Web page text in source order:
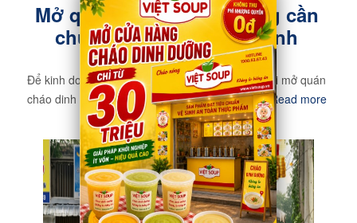
Mở quán cháo dinh dưỡng cần
chuẩn bị những gì để kinh
doanh hiệu quả?
Để kinh doanh hiệu quả, thu hồi vốn nhanh thì khi mở quán
cháo dinh dưỡng cần quan tâm những điều sauRead more
»